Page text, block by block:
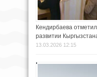
Кендирбаева
развитии
13.03.2026 12:15